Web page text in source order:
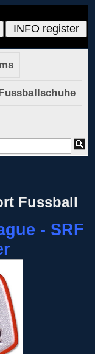
Fussball
- SRF